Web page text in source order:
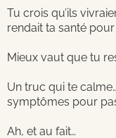
Tu crois qu’ils
rendait ta santé
Mieux vaut que tu
Un truc qui te
symptômes pour
Ah, et au fait…